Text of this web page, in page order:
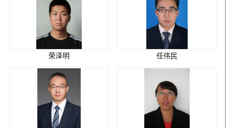
荣泽明 任伟民